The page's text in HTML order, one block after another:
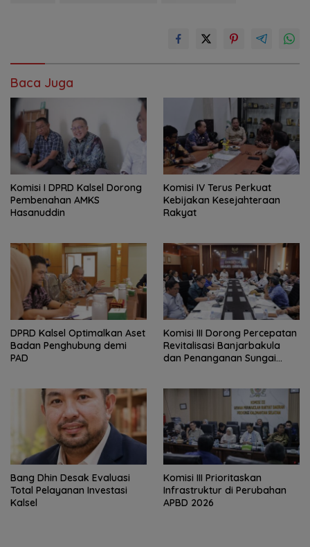
Baca Juga
Komisi I DPRD Kalsel Dorong
Pembenahan AMKS
Hasanuddin
Komisi IV Terus Perkuat
Kebijakan Kesejahteraan
Rakyat
‎DPRD Kalsel Optimalkan Aset
Badan Penghubung demi
PAD
‎Komisi III Dorong Percepatan
Revitalisasi Banjarbakula
dan Penanganan Sungai
‎Bang Dhin Desak Evaluasi
Total Pelayanan Investasi
Kalsel
‎Komisi III Prioritaskan
Infrastruktur di Perubahan
APBD 2026